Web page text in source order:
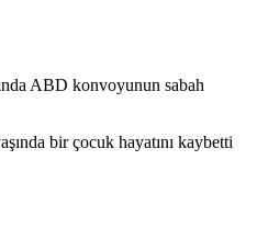
ABD konvoyunun sabah
bir çocuk hayatını kaybetti